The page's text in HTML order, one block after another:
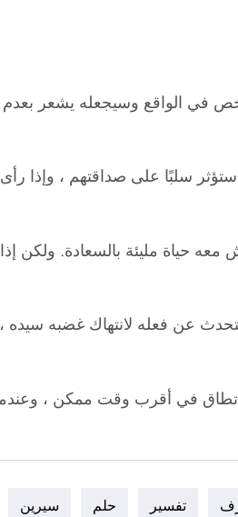
وسيجعله يشعر بعدم
سلبًا على صداقتهم ، وإذا رأى
حياة مليئة بالسعادة. ولكن
عن فعله لانتهاك غضبه سيده
تطاق في أقرب وقت ممكن ،
تفسير حلم سيرين